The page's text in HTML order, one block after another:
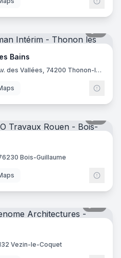
Bains
Résidence la Sapinière, 11 Av. des Vallées, 74200 Thonon-les-Bains
Bois-Guillaume
Vezin-le-Coquet